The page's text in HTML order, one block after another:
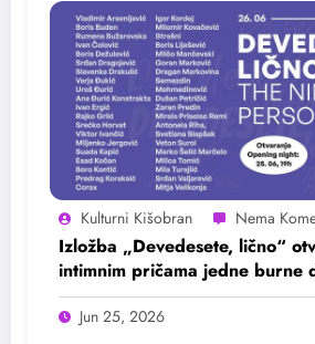
Kulturni Kišobran
Izložba „Devedesete, lično“
intimnim pričama jedne burne
Jun 25, 2026